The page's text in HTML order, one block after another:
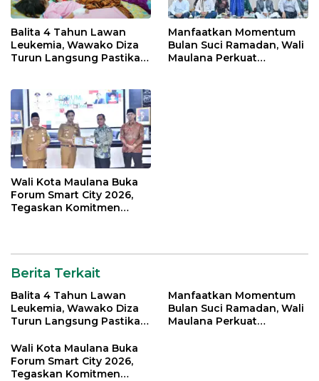
Tanjab
Barat
Balita 4 Tahun Lawan
Leukemia, Wawako Diza
Turun Langsung Pastikan
Manfaatkan Momentum
Bulan Suci Ramadan, Wali
Maulana Perkuat
Wali Kota Maulana Buka
Forum Smart City 2026,
Tegaskan Komitmen
Berita Terkait
Balita 4 Tahun Lawan
Leukemia, Wawako Diza
Turun Langsung Pastikan
Manfaatkan Momentum
Bulan Suci Ramadan, Wali
Maulana Perkuat
Wali Kota Maulana Buka
Forum Smart City 2026,
Tegaskan Komitmen